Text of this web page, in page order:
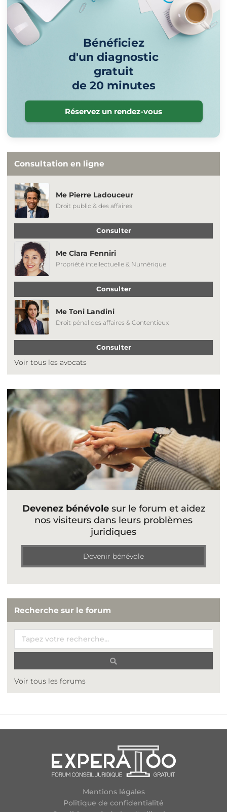
Bénéficiez
d'un diagnostic
gratuit
de 20 minutes
Réservez un rendez-vous
Consultation en ligne
Me Pierre Ladouceur
Droit public & des affaires
Consulter
Me Clara Fenniri
Propriété intellectuelle & Numérique
Consulter
Me Toni Landini
Droit pénal des affaires & Contentieux
Consulter
Voir tous les avocats
Devenez bénévolesur le forum et aidez
nos visiteurs dans leurs problèmes
juridiques
Devenir bénévole
Recherche sur le forum
Voir tous les forums
Mentions légales
Politique de confidentialité